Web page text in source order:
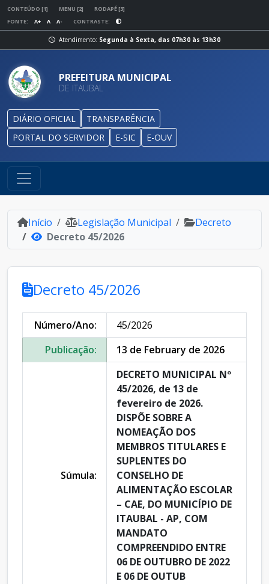
CONTEÚDO [1] MENU [2]
RODAPÉ [3]
FONTE:
A+ A A- CONTRASTE:
Atendimento: Segunda à Sexta, das 07h30 às 13h30
PREFEITURA MUNICIPAL
DE ITAUBAL
DIÁRIO OFICIAL
TRANSPARÊNCIA
PORTAL DO SERVIDOR
E-SIC E-OUV
Início Legislação Municipal
Decreto
Decreto 45/2026
Decreto 45/2026
Número/Ano:
45/2026
Publicação:
13 de February de 2026
Súmula:
DECRETO MUNICIPAL Nº
45/2026, de 13 de
fevereiro de 2026.
DISPÕE SOBRE A
NOMEAÇÃO DOS
MEMBROS TITULARES E
SUPLENTES DO
CONSELHO DE
ALIMENTAÇÃO ESCOLAR
– CAE, DO MUNICÍPIO DE
ITAUBAL - AP, COM
MANDATO
COMPREENDIDO ENTRE
06 DE OUTUBRO DE 2022
E 06 DE OUTUB